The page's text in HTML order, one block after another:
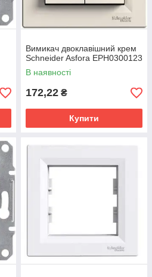
Вимикач двоклавішний крем
Schneider Asfora EPH0300123
В наявності
172,22 ₴
Купити